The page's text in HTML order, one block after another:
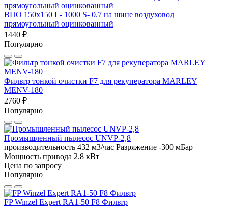
ВПО 150x150 L- 1000 S- 0.7 на шине воздуховод
прямоугольный оцинкованный
1440 ₽
Популярно
Фильтр тонкой очистки F7 для рекуператора MARLEY
MENV-180
2760 ₽
Популярно
Промышленный пылесос UNVP-2,8
производительность 432 м3/час Разряжение -300 мБар
Мощность привода 2.8 кВт
Цена по запросу
Популярно
FP Winzel Expert RA1-50 F8 Фильтр